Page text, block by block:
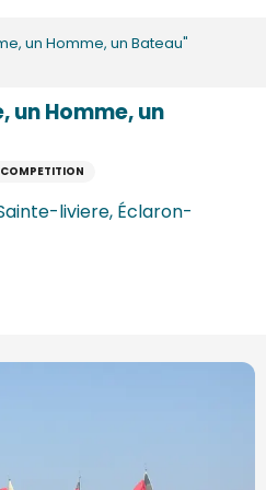
un Homme, un Bateau"
un Homme, un
liviere, Éclaron-